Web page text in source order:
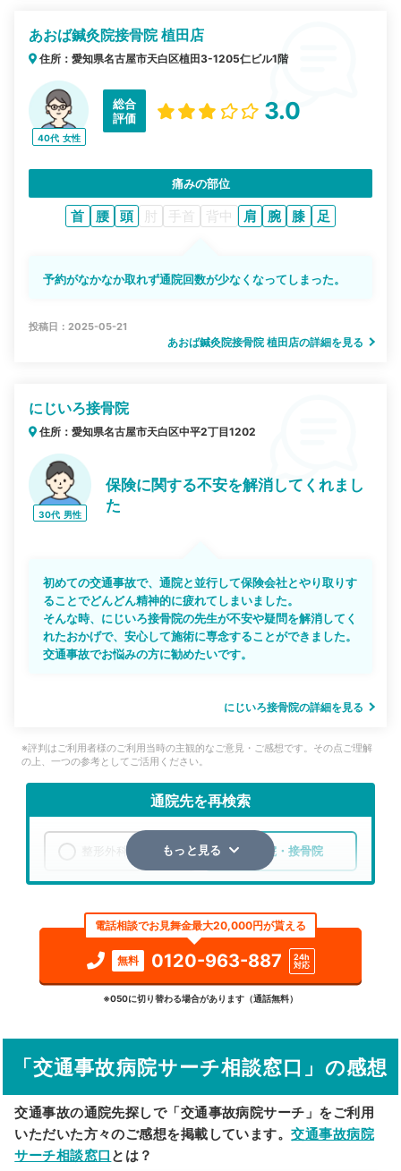
あおば鍼灸院接骨院 植田店
住所：愛知県名古屋市天白区植田3-1205仁ビル1階
40代 女性
総合
評価
3.0
痛みの部位
首 腰 頭 肘 手首 背中 肩 腕 膝 足
予約がなかなか取れず通院回数が少なくなってしまった。
投稿日：2025-05-21
あおば鍼灸院接骨院 植田店の詳細を見る
にじいろ接骨院
住所：愛知県名古屋市天白区中平2丁目1202
30代 男性
保険に関する不安を解消してくれまし
た
初めての交通事故で、通院と並行して保険会社とやり取りす
ることでどんどん精神的に疲れてしまいました。
そんな時、にじいろ接骨院の先生が不安や疑問を解消してく
れたおかげで、安心して施術に専念することができました。
交通事故でお悩みの方に勧めたいです。
にじいろ接骨院の詳細を見る
※評判はご利用者様のご利用当時の主観的なご意見・ご感想です。その点ご理解
の上、一つの参考としてご活用ください。
通院先を再検索
整形外科 整骨院・接骨院
検索する
詳細条件で絞り込む
駅から探す 院名から探す
もっと見る
電話相談でお見舞金最大20,000円が貰える
無料 0120-963-887
24h
対応
※050に切り替わる場合があります（通話無料）
「交通事故病院サーチ相談窓口」の感想
交通事故の通院先探しで「交通事故病院サーチ」をご利用
いただいた方々のご感想を掲載しています。交通事故病院
サーチ相談窓口 とは？